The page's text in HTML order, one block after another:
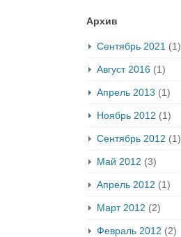
Архив
Сентябрь 2021 (1)
Август 2016(1)
Апрель 2013 (1)
Ноябрь 2012 (1)
Сентябрь 2012 (1)
Май 2012 (3)
Апрель 2012 (1)
Март 2012 (2)
Февраль 2012 (2)